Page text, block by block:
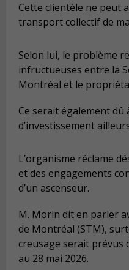
Cette clientèle ne peut
transport collectif de
Selon lui, le problème
infructueuses entre la
Montréal et le
Ce serait également
d’investissement
L’organisme réclame
et des engagements
d’un ascenseur.
M. Morin dit en parler
de Montréal (STM),
creusage serait prévus
au 28 mai 2026.